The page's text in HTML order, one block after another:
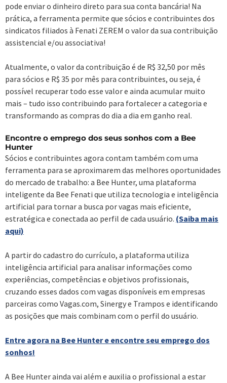
pode enviar o dinheiro direto para sua conta bancária! Na
prática, a ferramenta permite que sócios e contribuintes dos
sindicatos filiados à Fenati ZEREM o valor da sua contribuição
assistencial e/ou associativa!
Atualmente, o valor da contribuição é de R$ 32,50 por mês
para sócios e R$ 35 por mês para contribuintes, ou seja, é
possível recuperar todo esse valor e ainda acumular muito
mais – tudo isso contribuindo para fortalecer a categoria e
transformando as compras do dia a dia em ganho real.
Encontre o emprego dos seus sonhos com a Bee
Hunter
Sócios e contribuintes agora contam também com uma
ferramenta para se aproximarem das melhores oportunidades
do mercado de trabalho: a Bee Hunter, uma plataforma
inteligente da Bee Fenati que utiliza tecnologia e inteligência
artificial para tornar a busca por vagas mais eficiente,
estratégica e conectada ao perfil de cada usuário. (Saiba mais
aqui)
A partir do cadastro do currículo, a plataforma utiliza
inteligência artificial para analisar informações como
experiências, competências e objetivos profissionais,
cruzando esses dados com vagas disponíveis em empresas
parceiras como Vagas.com, Sinergy e Trampos e identificando
as posições que mais combinam com o perfil do usuário.
Entre agora na Bee Hunter e encontre seu emprego dos
sonhos!
A Bee Hunter ainda vai além e auxilia o profissional a estar